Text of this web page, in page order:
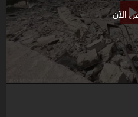
الآن